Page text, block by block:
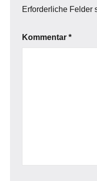
Erforderliche Felder
Kommentar *